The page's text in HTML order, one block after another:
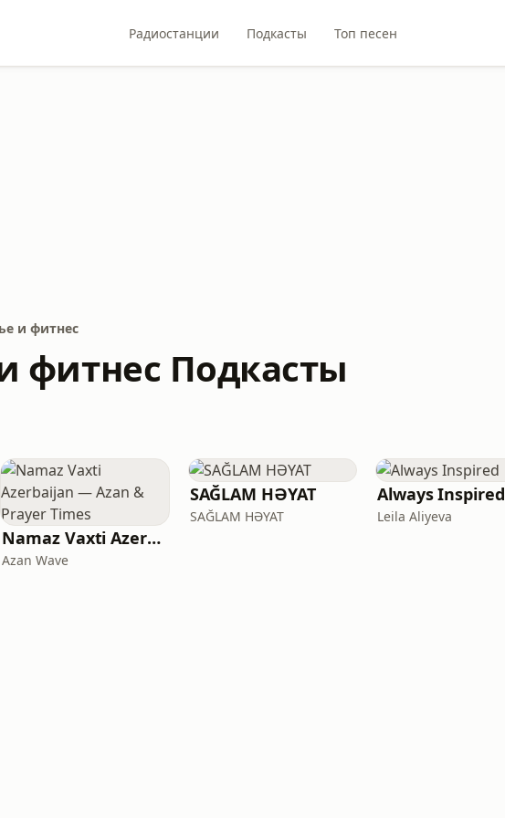
Радиостанции Подкасты Топ песен
и фитнес
фитнес Подкасты
Namaz Vaxti Azerbaijan — Azan & Prayer Times
Azan Wave
SAĞLAM HƏYAT
SAĞLAM HƏYAT
Always Inspired
Leila Aliyeva